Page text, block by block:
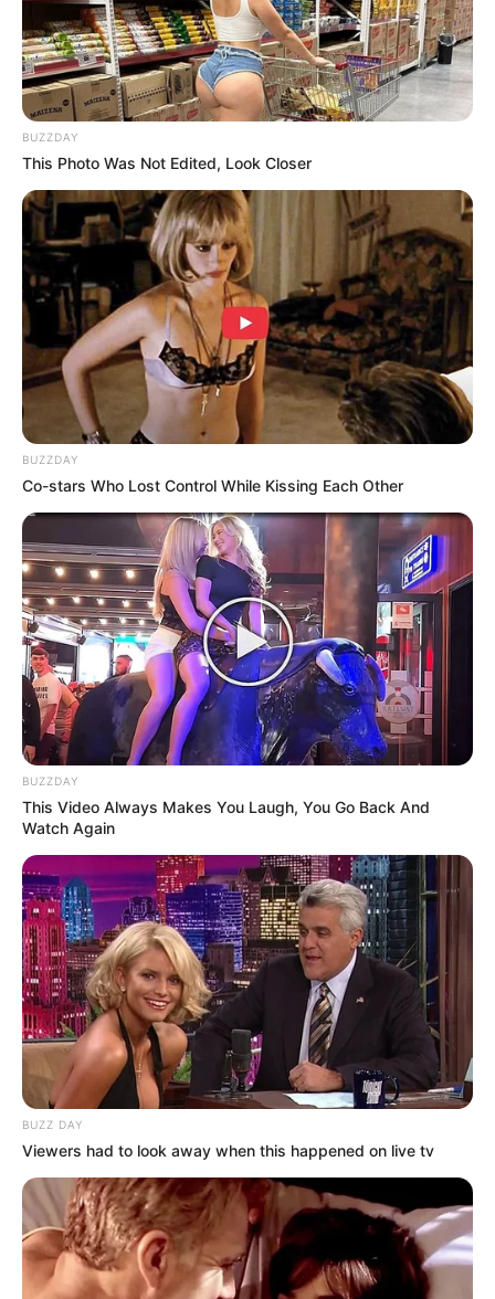
1,5 gr de levadura de panadero seca o la punta de una
cucharilla de postre
INGREDIENTES para molde de 10×20 (para el resto)
BUZZDAY
This Photo Was Not Edited, Look Closer
BUZZDAY
Co-stars Who Lost Control While Kissing Each Other
BUZZDAY
This Video Always Makes You Laugh, You Go Back And
Watch Again
BUZZ DAY
Viewers had to look away when this happened on live tv